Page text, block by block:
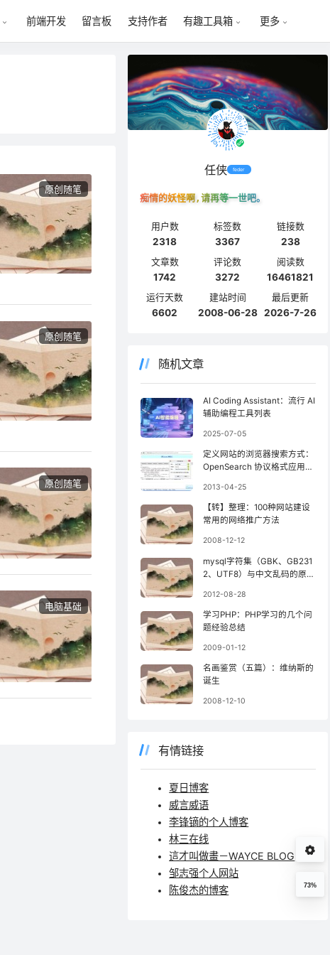
前端开发 留言板 支持作者 有趣工具箱 更多
原创随笔
原创随笔
原创随笔
电脑基础
任侠 feder
痴情的妖怪啊,请再等一世吧。
用户数
2318
标签数
3367
链接数
238
文章数
1742
评论数
3272
阅读数
16461821
运行天数
6602
建站时间
2008-06-28
最后更新
2026-7-26
随机文章
AI Coding Assistant：流行 AI
辅助编程工具列表
2025-07-05
定义网站的浏览器搜索方式：
OpenSearch 协议格式应用与
介
2013-04-25
【转】整理：100种网站建设
常用的网络推广方法
2008-12-12
mysql字符集（GBK、GB231
2、UTF8）与中文乱码的原因
2012-08-28
学习PHP：PHP学习的几个问
题经验总结
2009-01-12
名画鉴赏（五篇）：维纳斯的
诞生
2008-12-10
有情链接
夏日博客
威言威语
李锋镝的个人博客
林三在线
這才叫做畫－WAYCE BLOG
邹志强个人网站
陈俊杰的博客
73%